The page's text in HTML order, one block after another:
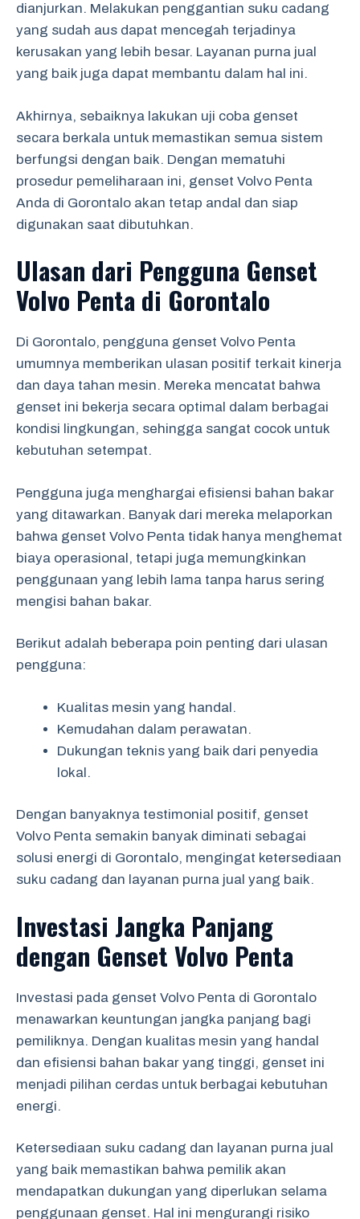
dianjurkan. Melakukan penggantian suku cadang
yang sudah aus dapat mencegah terjadinya
kerusakan yang lebih besar. Layanan purna jual
yang baik juga dapat membantu dalam hal ini.
Akhirnya, sebaiknya lakukan uji coba genset
secara berkala untuk memastikan semua sistem
berfungsi dengan baik. Dengan mematuhi
prosedur pemeliharaan ini, genset Volvo Penta
Anda di Gorontalo akan tetap andal dan siap
digunakan saat dibutuhkan.
Ulasan dari Pengguna Genset
Volvo Penta di Gorontalo
Di Gorontalo, pengguna genset Volvo Penta
umumnya memberikan ulasan positif terkait kinerja
dan daya tahan mesin. Mereka mencatat bahwa
genset ini bekerja secara optimal dalam berbagai
kondisi lingkungan, sehingga sangat cocok untuk
kebutuhan setempat.
Pengguna juga menghargai efisiensi bahan bakar
yang ditawarkan. Banyak dari mereka melaporkan
bahwa genset Volvo Penta tidak hanya menghemat
biaya operasional, tetapi juga memungkinkan
penggunaan yang lebih lama tanpa harus sering
mengisi bahan bakar.
Berikut adalah beberapa poin penting dari ulasan
pengguna:
Kualitas mesin yang handal.
Kemudahan dalam perawatan.
Dukungan teknis yang baik dari penyedia
lokal.
Dengan banyaknya testimonial positif, genset
Volvo Penta semakin banyak diminati sebagai
solusi energi di Gorontalo, mengingat ketersediaan
suku cadang dan layanan purna jual yang baik.
Investasi Jangka Panjang
dengan Genset Volvo Penta
Investasi pada genset Volvo Penta di Gorontalo
menawarkan keuntungan jangka panjang bagi
pemiliknya. Dengan kualitas mesin yang handal
dan efisiensi bahan bakar yang tinggi, genset ini
menjadi pilihan cerdas untuk berbagai kebutuhan
energi.
Ketersediaan suku cadang dan layanan purna jual
yang baik memastikan bahwa pemilik akan
mendapatkan dukungan yang diperlukan selama
penggunaan genset. Hal ini mengurangi risiko